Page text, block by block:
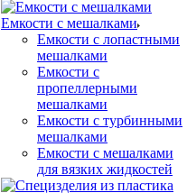
Емкости с мешалками
Емкости с лопастными
мешалками
Емкости с
пропеллерными
мешалками
Емкости с турбинными
мешалками
Емкости с мешалками
для вязких жидкостей